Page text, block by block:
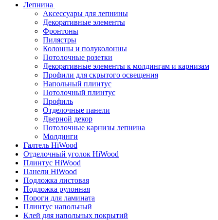
Лепнина
Аксессуары для лепнины
Декоративные элементы
Фронтоны
Пилястры
Колонны и полуколонны
Потолочные розетки
Декоративные элементы к молдингам и карнизам
Профили для скрытого освещения
Напольный плинтус
Потолочный плинтус
Профиль
Отделочные панели
Дверной декор
Потолочные карнизы лепнина
Молдинги
Галтель HiWood
Отделочный уголок HiWood
Плинтус HiWood
Панели HiWood
Подложка листовая
Подложка рулонная
Пороги для ламината
Плинтус напольный
Клей для напольных покрытий